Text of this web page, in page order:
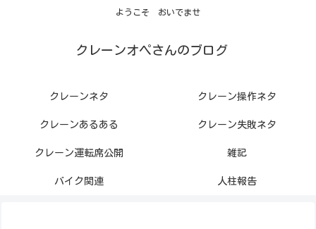
ようこそ おいでませ
クレーンオペさんのブログ
クレーンネタ クレーン操作ネタ
クレーンあるある クレーン失敗ネタ
クレーン運転席公開 雑記
バイク関連 人柱報告